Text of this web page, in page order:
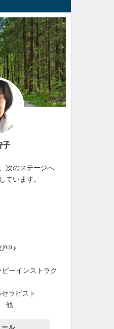
運気
まと
メディカルハーブ検定とハ
＆ライフ検定を受験される
2020年2月24日
子
次のステージへ
ています。
中♪
ピーインストラク
ラピスト
他
ール